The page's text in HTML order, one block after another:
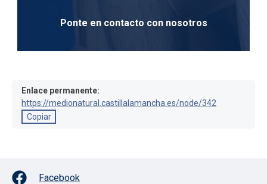
Ponte en contacto con nosotros
Enlace permanente:
https://medionatural.castillalamancha.es/node/342
Copiar
Facebook